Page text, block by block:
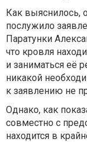
Как выяснилось,
послужило
Паратунки
что кровля
и заниматься её
никакой
к заявлению не
Однако, как
совместно с
находится в